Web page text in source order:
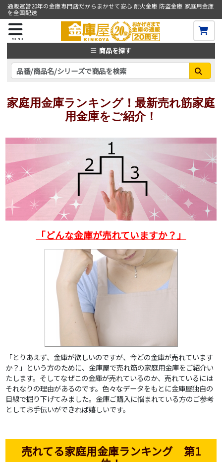
通販運営20年の金庫専門店だからまかせて安心 耐火金庫 防盗金庫 家庭用金庫
を全国配送
MENU
商品を探す
家庭用金庫ランキング！最新売れ筋家庭
用金庫をご紹介！
「どんな金庫が売れていますか？」
「とりあえず、金庫が欲しいのですが、今どの金庫が売れています
か？」という方のために、金庫屋で売れ筋の家庭用金庫をご紹介い
たします。そしてなぜこの金庫が売れているのか、売れているには
それなりの理由があるのです。色々なデータをもとに金庫屋独自の
目線で掘り下げてみました。金庫ご購入に悩まれている方のご参考
としてお手伝いができれば嬉しいです。
売れてる家庭用金庫ランキング 第1